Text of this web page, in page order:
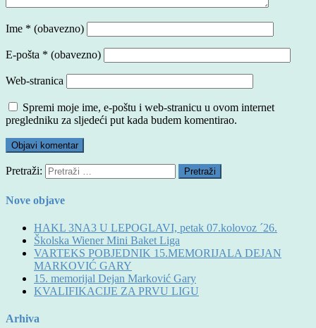
Ime * (obavezno)
E-pošta * (obavezno)
Web-stranica
Spremi moje ime, e-poštu i web-stranicu u ovom internet
pregledniku za sljedeći put kada budem komentirao.
Pretraži:
Nove objave
HAKL 3NA3 U LEPOGLAVI, petak 07.kolovoz ´26.
Školska Wiener Mini Baket Liga
VARTEKS POBJEDNIK 15.MEMORIJALA DEJAN
MARKOVIĆ GARY
15. memorijal Dejan Marković Gary
KVALIFIKACIJE ZA PRVU LIGU
Arhiva